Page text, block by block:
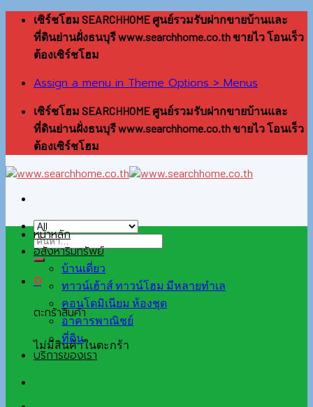
Skip
content
เซิร์ชโฮม SEARCHHOME ศูนย์รวมรับฝากขายบ้านและ
ที่ดินย่านฝั่งธนบุรี www.searchhome.co.th ขายไว โอนเร็ว
ต้องเซิร์ชโฮม
Assign a menu in Theme Options > Menus
เซิร์ชโฮม SEARCHHOME ศูนย์รวมรับฝากขายบ้านและ
ที่ดินย่านฝั่งธนบุรี www.searchhome.co.th ขายไว โอนเร็ว
ต้องเซิร์ชโฮม
0
ตะกร้าสินค้า
ไม่มีสินค้าในตะกร้า
หน้าหลัก
อสังหาริมทรัพย์
บ้านเดี่ยว
ทาวน์เฮ้าส์ ทาวน์โฮม มีหลายทำเล
คอนโดมิเนียม ห้องชุด
อาคารพาณิชย์
ที่ดิน
บริการของเรา